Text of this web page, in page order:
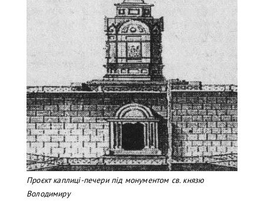
Проєкт каплиці-печери під монументом св. князю
Володимиру